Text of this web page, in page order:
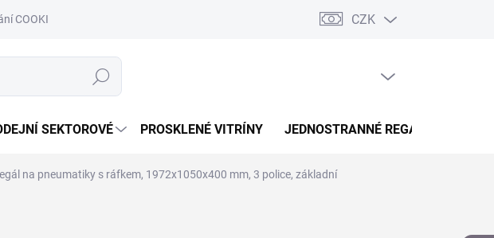
COOKIES CZK
Hledat
SEKTOROVÉ PROSKLENÉ VITRÍNY JEDNOSTRANNÉ REGÁLY
na pneumatiky s ráfkem, 1972x1050x400 mm, 3 police, základní